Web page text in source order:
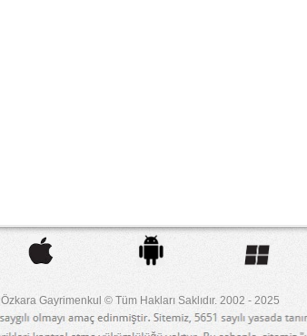
Özkara Gayrimenkul © Tüm Hakları Saklıdır. 2002 - 2025